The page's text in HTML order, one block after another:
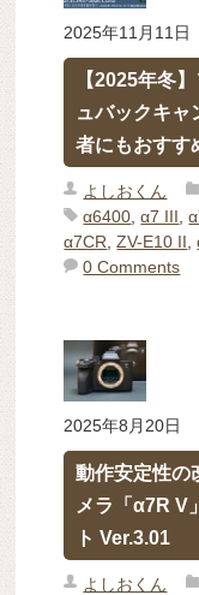
2025年11月11日
【2025年冬
ュバックキャ
者にもおすす
よしおくん
α6400,α7 III,
α7CR,ZV-E10 II,
0 Comments
2025年8月20日
動作安定性の
メラ「α7R V
ト Ver.3.01
よしおくん